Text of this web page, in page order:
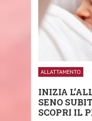
ALLATTAMENTO
INIZIA
SENO
SCOPRI IL